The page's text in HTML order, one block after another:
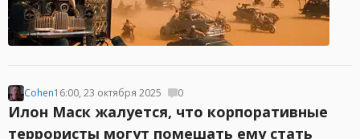
Cohen16:00, 23 октября 2025 0
Илон Маск жалуется, что корпоративные
террористы могут помешать ему стать